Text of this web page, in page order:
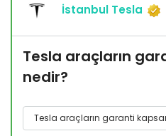
İstanbul Tesla
Tesla araçların
nedir?
Tesla araçların garanti